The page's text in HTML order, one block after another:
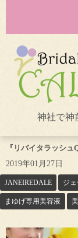
神社で神
『リバイタラッシュ
2019年01月27日
JANEIREDALE ジ
まゆげ専用美容液